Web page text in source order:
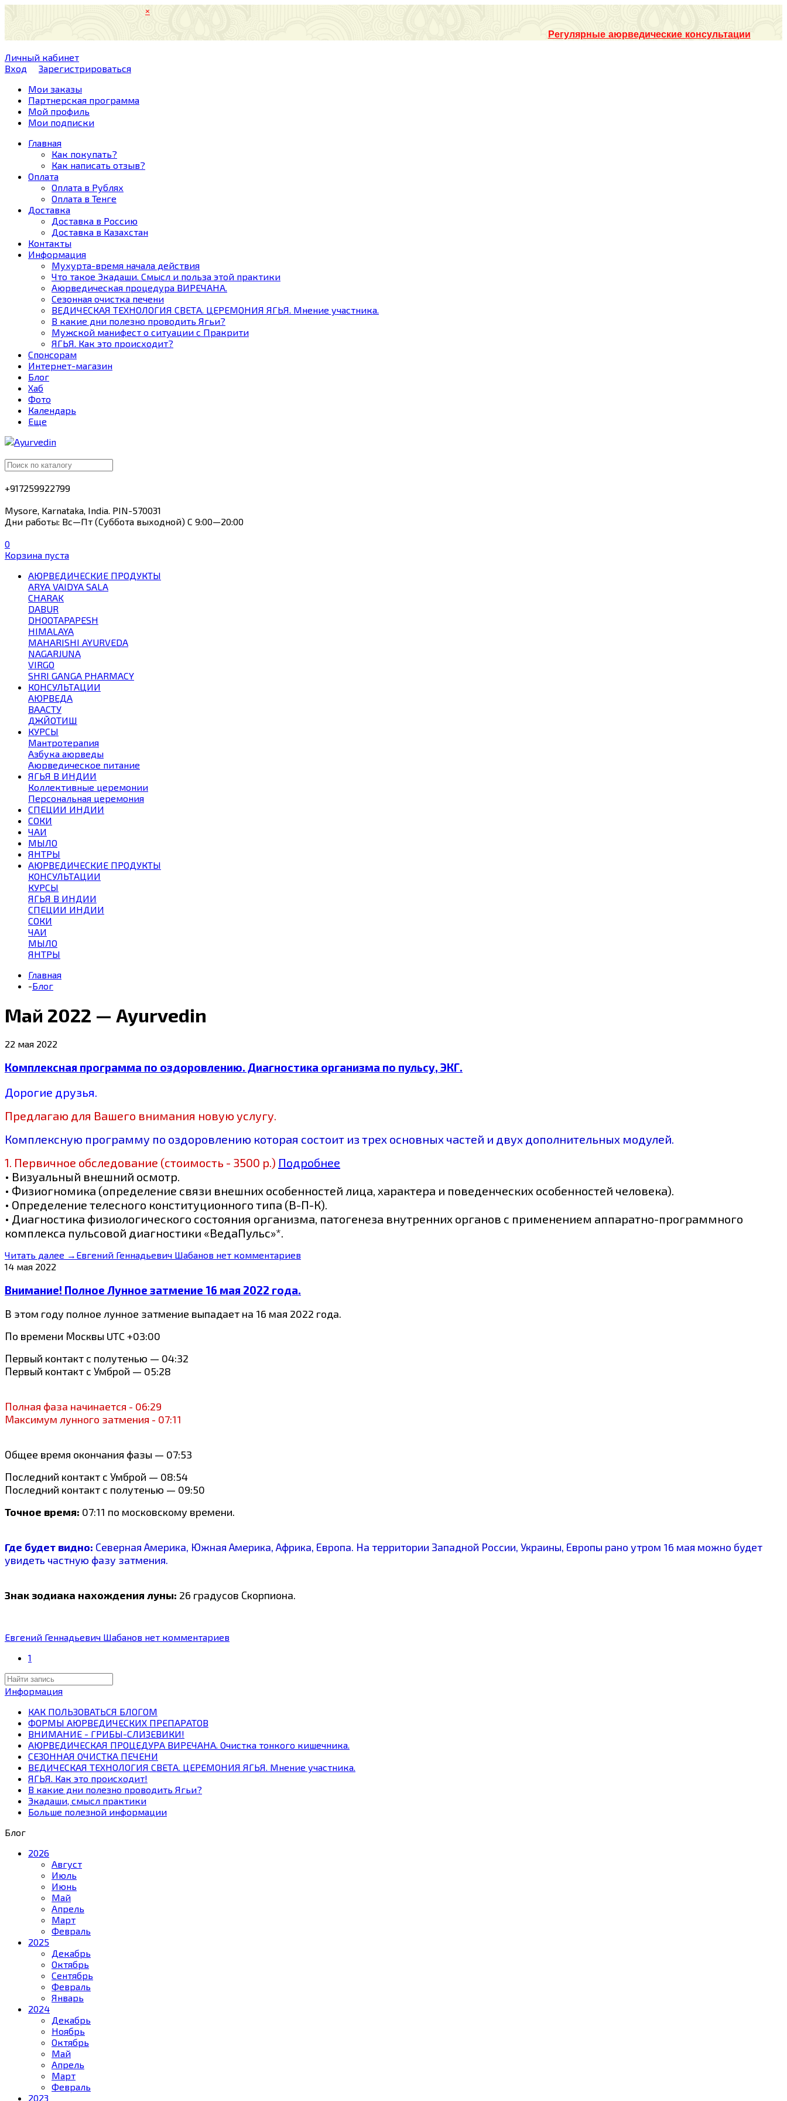
×
Регулярные аюрведические консультации
Личный кабинет
Вход
Зарегистрироваться
Мои заказы
Партнерская программа
Мой профиль
Мои подписки
Главная
Как покупать?
Как написать отзыв?
Оплата
Оплата в Рублях
Оплата в Тенге
Доставка
Доставка в Россию
Доставка в Казахстан
Контакты
Информация
Мухурта-время начала действия
Что такое Экадаши. Смысл и польза этой практики
Аюрведическая процедура ВИРЕЧАНА.
Сезонная очистка печени
ВЕДИЧЕСКАЯ ТЕХНОЛОГИЯ СВЕТА. ЦЕРЕМОНИЯ ЯГЬЯ. Мнение участника.
В какие дни полезно проводить Ягьи?
Мужской манифест о ситуации с Пракрити
ЯГЬЯ. Как это происходит?
Спонсорам
Интернет-магазин
Блог
Хаб
Фото
Календарь
Еще
+917259922799
Mysore, Karnataka, India. PIN-570031
Дни работы: Вс—Пт (Суббота выходной) С 9:00—20:00
0
Корзина пуста
АЮРВЕДИЧЕСКИЕ ПРОДУКТЫ
ARYA VAIDYA SALA
CHARAK
DABUR
DHOOTAPAPESH
HIMALAYA
MAHARISHI AYURVEDA
NAGARJUNA
VIRGO
SHRI GANGA PHARMACY
КОНСУЛЬТАЦИИ
АЮРВЕДА
ВААСТУ
ДЖЙОТИШ
КУРСЫ
Мантротерапия
Азбука аюрведы
Аюрведическое питание
ЯГЬЯ В ИНДИИ
Коллективные церемонии
Персональная церемония
СПЕЦИИ ИНДИИ
СОКИ
ЧАИ
МЫЛО
ЯНТРЫ
АЮРВЕДИЧЕСКИЕ ПРОДУКТЫ
КОНСУЛЬТАЦИИ
КУРСЫ
ЯГЬЯ В ИНДИИ
СПЕЦИИ ИНДИИ
СОКИ
ЧАИ
МЫЛО
ЯНТРЫ
Главная
-Блог
Май 2022 — Ayurvedin
22 мая 2022
Комплексная программа по оздоровлению. Диагностика организма по пульсу, ЭКГ.
Дорогие друзья.
Предлагаю для Вашего внимания новую услугу.
Комплексную программу по оздоровлению которая состоит из трех основных частей и двух дополнительных модулей.
1. Первичное обследование (стоимость - 3500 р.) Подробнее
• Визуальный внешний осмотр.
• Физиогномика (определение связи внешних особенностей лица, характера и поведенческих особенностей человека).
• Определение телесного конституционного типа (В-П-К).
• Диагностика физиологического состояния организма, патогенеза внутренних органов с применением аппаратно-программного
комплекса пульсовой диагностики «ВедаПульс»*.
Читать далее → Евгений Геннадьевич Шабанов нет комментариев
14 мая 2022
Внимание! Полное Лунное затмение 16 мая 2022 года.
В этом году полное лунное затмение выпадает на 16 мая 2022 года.
По времени Москвы UTC +03:00
Первый контакт с полутенью — 04:32
Первый контакт с Умброй — 05:28
Полная фаза начинается - 06:29
Максимум лунного затмения - 07:11
Общее время окончания фазы — 07:53
Последний контакт с Умброй — 08:54
Последний контакт с полутенью — 09:50
Точное время: 07:11 по московскому времени.
Где будет видно: Северная Америка, Южная Америка, Африка, Европа. На территории Западной России, Украины, Европы рано утром 16 мая можно будет
увидеть частную фазу затмения.
Знак зодиака нахождения луны: 26 градусов Скорпиона.
Евгений Геннадьевич Шабанов нет комментариев
1
Информация
КАК ПОЛЬЗОВАТЬСЯ БЛОГОМ
ФОРМЫ АЮРВЕДИЧЕСКИХ ПРЕПАРАТОВ
ВНИМАНИЕ - ГРИБЫ-СЛИЗЕВИКИ!
АЮРВЕДИЧЕСКАЯ ПРОЦЕДУРА ВИРЕЧАНА. Очистка тонкого кишечника.
СЕЗОННАЯ ОЧИСТКА ПЕЧЕНИ
ВЕДИЧЕСКАЯ ТЕХНОЛОГИЯ СВЕТА. ЦЕРЕМОНИЯ ЯГЬЯ. Мнение участника.
ЯГЬЯ. Как это происходит!
В какие дни полезно проводить Ягьи?
Экадаши, смысл практики
Больше полезной информации
Блог
2026
Август
Июль
Июнь
Май
Апрель
Март
Февраль
2025
Декабрь
Октябрь
Сентябрь
Февраль
Январь
2024
Декабрь
Ноябрь
Октябрь
Май
Апрель
Март
Февраль
2023